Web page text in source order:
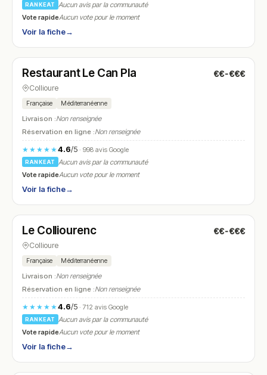
RANKEAT
Aucun avis par la communauté
Vote rapideAucun vote pour le moment
Voir la fiche→
N° 20
Restaurant Le Can Pla €€-€€€
Collioure
Française Méditerranéenne
Livraison :Non renseignée
Réservation en ligne :Non renseignée
★★★★★4.6/5· 998 avis Google
RANKEAT
Aucun avis par la communauté
Vote rapideAucun vote pour le moment
Voir la fiche→
N° 21
Le Colliourenc €€-€€€
Collioure
Française Méditerranéenne
Livraison :Non renseignée
Réservation en ligne :Non renseignée
★★★★★4.6/5· 712 avis Google
RANKEAT
Aucun avis par la communauté
Vote rapideAucun vote pour le moment
Voir la fiche→